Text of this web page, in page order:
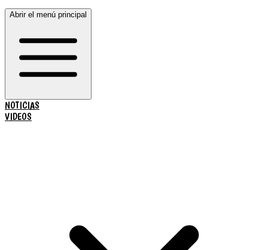
Abrir el menú principal
NOTICIAS
VIDEOS